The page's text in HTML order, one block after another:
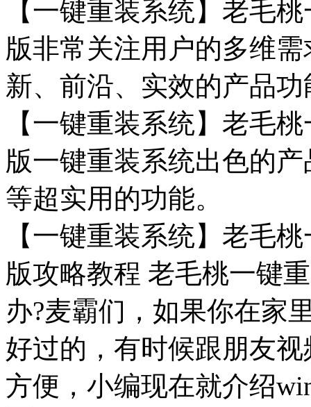
【一键重装系统】老毛
版非常关注用户的多维
新、前沿、实效的产品功
【一键重装系统】老毛
版一键重装系统出色的
等超实用的功能。
【一键重装系统】老毛
版攻略教程 老毛桃一键
办?麦霸们，如果你在家
好过的，有时候跟朋友
方便，小编现在就介绍